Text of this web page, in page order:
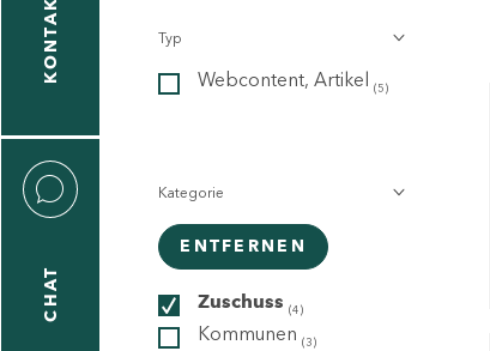
KONTAKT
CHAT
Typ
Webcontent, Artikel (5)
Kategorie
ENTFERNEN
Zuschuss (4)
Kommunen (3)